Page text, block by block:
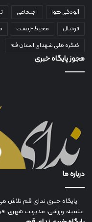
آلودگی هوا اجتماعی
فوتبال
محیط-زیست
کنگره ملی شهدای استان قم
مجوز پایگاه خبری
درباره ما
پایگاه خبری ندای قم تلاش
علمیه، ورزشی، مدیریت شهری،